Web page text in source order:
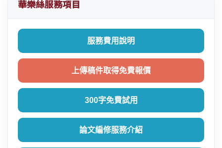
華樂絲服務項目
服務費用說明
上傳稿件取得免費報價
300字免費試用
論文編修服務介紹